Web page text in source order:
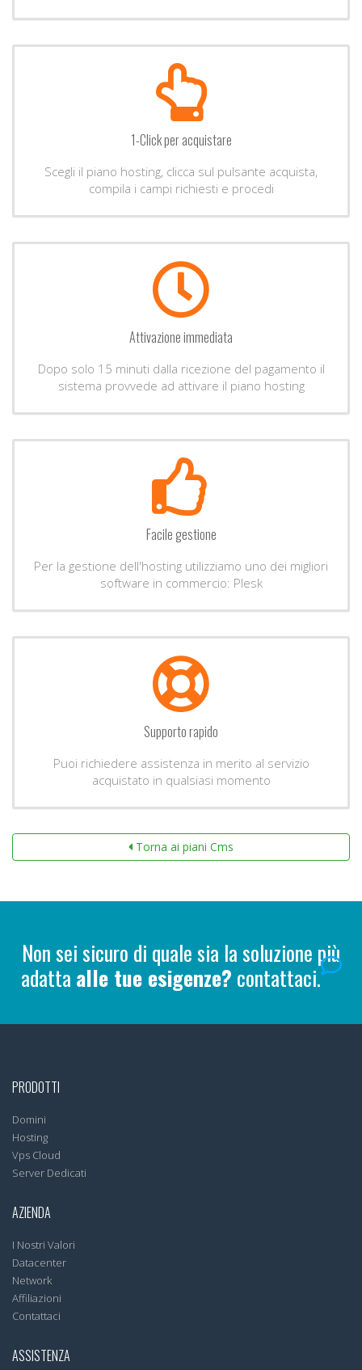
1-Click per acquistare
Scegli il piano hosting, clicca sul pulsante acquista,
compila i campi richiesti e procedi
Attivazione immediata
Dopo solo 15 minuti dalla ricezione del pagamento il
sistema provvede ad attivare il piano hosting
Facile gestione
Per la gestione dell'hosting utilizziamo uno dei migliori
software in commercio: Plesk
Supporto rapido
Puoi richiedere assistenza in merito al servizio
acquistato in qualsiasi momento
Torna ai piani Cms
Non sei sicuro di quale sia la soluzione più
adatta alle tue esigenze? contattaci.
PRODOTTI
Domini
Hosting
Vps Cloud
Server Dedicati
AZIENDA
I Nostri Valori
Datacenter
Network
Affiliazioni
Contattaci
ASSISTENZA